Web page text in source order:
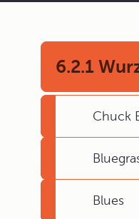
6.2.1
Chuck
Blues